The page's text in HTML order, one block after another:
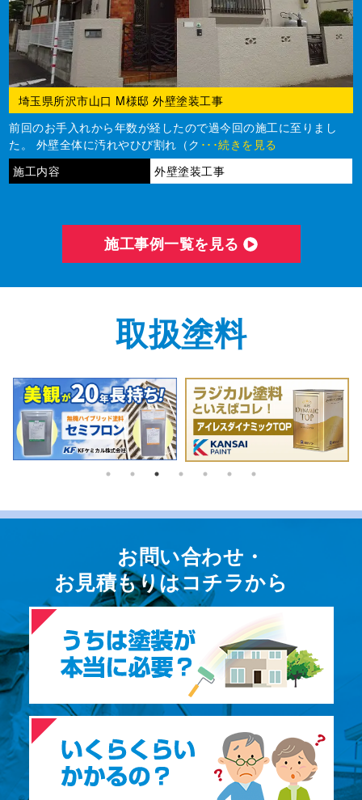
埼玉県所沢市山口 M様邸 外壁塗装工事
前回のお手入れから年数が経したので過今回の施工に至りまし
た。 外壁全体に汚れやひび割れ（ク ･･･続きを見る
施工内容
外壁塗装工事
施⼯事例⼀覧を⾒る
取扱塗料
お問い合わせ・
お⾒積もりはコチラから